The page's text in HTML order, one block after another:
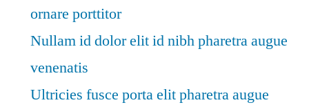
ornare porttitor
Nullam id dolor elit id nibh pharetra augue
venenatis
Ultricies fusce porta elit pharetra augue